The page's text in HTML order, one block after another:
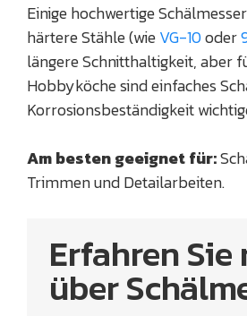
Einige hochwertige
härtere Stähle (wieVG-10oder
längere Schnitthaltigkeit, aber
Hobbyköche sind einfaches
Korrosionsbeständigkeit
Am besten geeignet für:
Trimmen und Detailarbeiten.
Erfahren Sie
über